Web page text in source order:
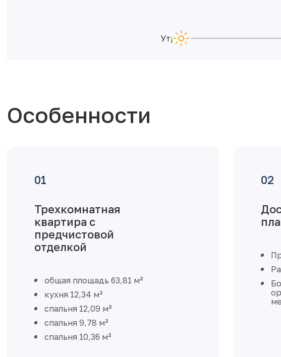
Утро
Особенности
Трехкомнатная
квартира с
предчистовой
отделкой
общая площадь 63,81 м²
кухня 12,34 м²
спальня 12,09 м²
спальня 9,78 м²
спальня 10,36 м²